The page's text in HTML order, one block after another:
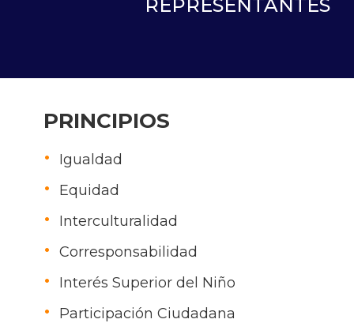
REPRESENTANTES
PRINCIPIOS
Igualdad
Equidad
Interculturalidad
Corresponsabilidad
Interés Superior del Niño
Participación Ciudadana